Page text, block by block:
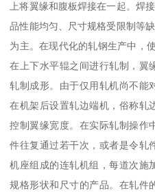
上将翼缘和腹板焊接在一起。焊
品性能均匀、尺寸规格受限制等
为主。在现代化的轧钢生产中，
在上下水平辊之间进行轧制，翼
轧制成形。由于仅用轧机尚不能
在机架后设置轧边端机，俗称轧
控制翼缘宽度。在实际轧制操作
件往复通过若干次，或者是令轧
机座组成的连轧机组，每道次施
规格形状和尺寸的产品。在轧件